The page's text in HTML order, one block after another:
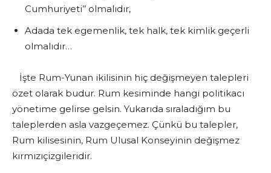
Cumhuriyeti’’ olmalıdır,
Adada tek egemenlik, tek halk, tek kimlik geçerli
olmalıdır…
İşte Rum-Yunan ikilisinin hiç değişmeyen talepleri
özet olarak budur. Rum kesiminde hangi politikacı
yönetime gelirse gelsin. Yukarıda sıraladığım bu
taleplerden asla vazgeçemez. Çünkü bu talepler,
Rum kilisesinin, Rum Ulusal Konseyinin değişmez
kırmızıçizgileridir.